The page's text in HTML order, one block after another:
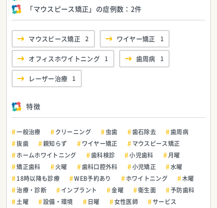
「マウスピース矯正」の症例数： 2件
マウスピース矯正 2 ワイヤー矯正 1
オフィスホワイトニング 1 歯周病 1
レーザー治療 1
特徴
一般治療 クリーニング 虫歯 歯石除去
歯周病
抜歯
親知らず ワイヤー矯正
マウスピース矯正
ホームホワイトニング
歯科検診 小児歯科
月曜
矯正歯科
火曜 歯科口腔外科 小児矯正
水曜
18時以降も診療
WEB予約あり ホワイトニング
木曜
治療・診断
インプラント 金曜 衛生面
予防歯科
土曜
設備・環境 日曜 女性医師
サービス